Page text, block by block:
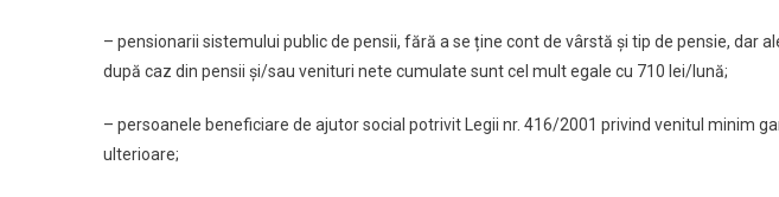
– pensionarii sistemului public de pensii, fără a se ține cont de vârstă și tip de pensie, dar
după caz din pensii și/sau venituri nete cumulate sunt cel mult egale cu 710 lei/lună;
– persoanele beneficiare de ajutor social potrivit Legii nr. 416/2001 privind venitul minim
ulterioare;